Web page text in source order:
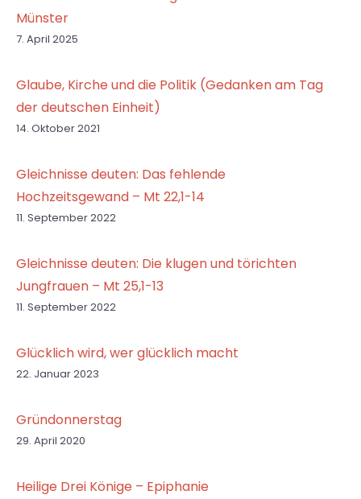
Münster
7. April 2025
Glaube, Kirche und die Politik (Gedanken am Tag
der deutschen Einheit)
14. Oktober 2021
Gleichnisse deuten: Das fehlende
Hochzeitsgewand – Mt 22,1-14
11. September 2022
Gleichnisse deuten: Die klugen und törichten
Jungfrauen – Mt 25,1-13
11. September 2022
Glücklich wird, wer glücklich macht
22. Januar 2023
Gründonnerstag
29. April 2020
Heilige Drei Könige – Epiphanie